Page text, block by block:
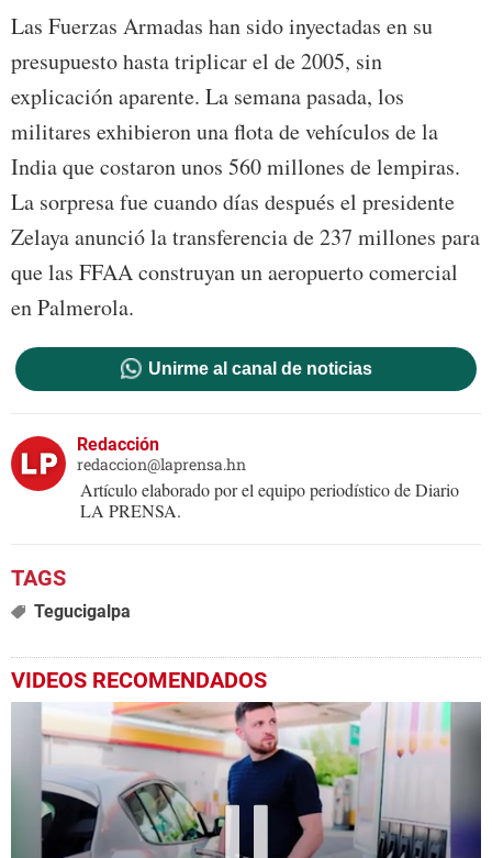
Las Fuerzas Armadas han sido inyectadas en su
presupuesto hasta triplicar el de 2005, sin
explicación aparente. La semana pasada, los
militares exhibieron una flota de vehículos de la
India que costaron unos 560 millones de lempiras.
La sorpresa fue cuando días después el presidente
Zelaya anunció la transferencia de 237 millones para
que las FFAA construyan un aeropuerto comercial
en Palmerola.
Unirme al canal de noticias
Redacción
redaccion@laprensa.hn
Artículo elaborado por el equipo periodístico de Diario
LA PRENSA.
Tegucigalpa
VIDEOS RECOMENDADOS